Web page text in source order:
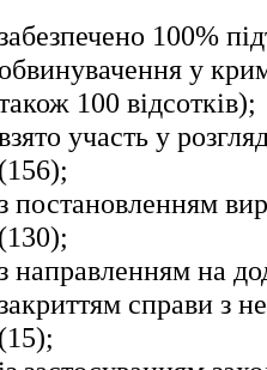
100%
обвинувачення у
100 відсотків);
участь у
(156);
постановленням
(130);
направленням на
справи з
(15);